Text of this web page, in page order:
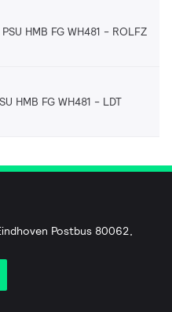
HMB FG WH481 ROLFZ
HMB FG WH481 LDT
Postbus 80062,